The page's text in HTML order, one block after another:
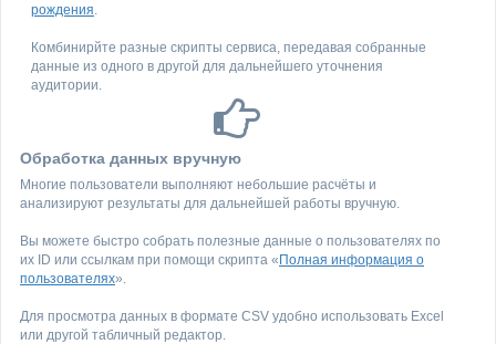
рождения.
Комбинирйте разные скрипты сервиса, передавая собранные
данные из одного в другой для дальнейшего уточнения
аудитории.
Обработка данных вручную
Многие пользователи выполняют небольшие расчёты и
анализируют результаты для дальнейшей работы вручную.
Вы можете быстро собрать полезные данные о пользователях по
их ID или ссылкам при помощи скрипта « Полная информация о
пользователях».
Для просмотра данных в формате CSV удобно использовать Excel
или другой табличный редактор.